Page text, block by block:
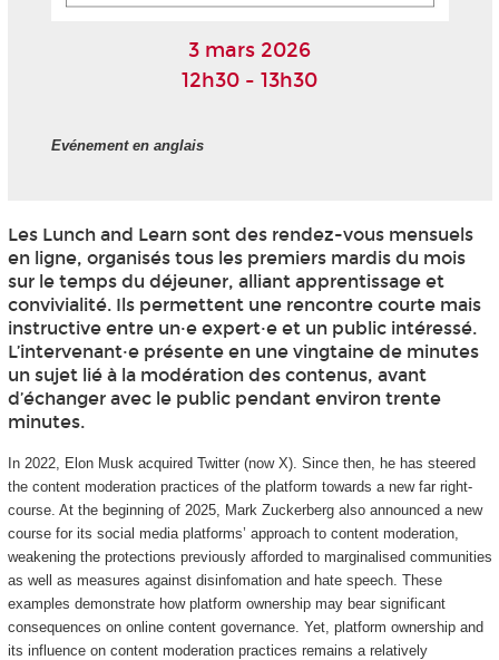
3 mars 2026
12h30 - 13h30
Evénement en anglais
Les Lunch and Learn sont des rendez-vous mensuels
en ligne, organisés tous les premiers mardis du mois
sur le temps du déjeuner, alliant apprentissage et
convivialité. Ils permettent une rencontre courte mais
instructive entre un·e expert·e et un public intéressé.
L’intervenant·e présente en une vingtaine de minutes
un sujet lié à la modération des contenus, avant
d’échanger avec le public pendant environ trente
minutes.
In 2022, Elon Musk acquired Twitter (now X). Since then, he has steered
the content moderation practices of the platform towards a new far right-
course. At the beginning of 2025, Mark Zuckerberg also announced a new
course for its social media platforms’ approach to content moderation,
weakening the protections previously afforded to marginalised communities
as well as measures against disinfomation and hate speech. These
examples demonstrate how platform ownership may bear significant
consequences on online content governance. Yet, platform ownership and
its influence on content moderation practices remains a relatively